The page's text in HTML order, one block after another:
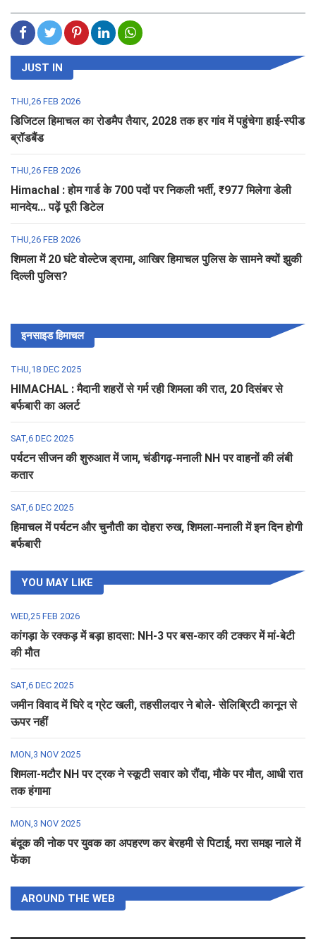
JUST IN
THU,26 FEB 2026
डिजिटल हिमाचल का रोडमैप तैयार, 2028 तक हर गांव में पहुंचेगा हाई-स्पीड
ब्रॉडबैंड
THU,26 FEB 2026
Himachal : होम गार्ड के 700 पदों पर निकली भर्ती, ₹977 मिलेगा डेली
मानदेय... पढ़ें पूरी डिटेल
THU,26 FEB 2026
शिमला में 20 घंटे वोल्टेज ड्रामा, आखिर हिमाचल पुलिस के सामने क्यों झुकी
दिल्ली पुलिस?
इनसाइड हिमाचल
THU,18 DEC 2025
HIMACHAL : मैदानी शहरों से गर्म रही शिमला की रात, 20 दिसंबर से
बर्फबारी का अलर्ट
SAT,6 DEC 2025
पर्यटन सीजन की शुरुआत में जाम, चंडीगढ़-मनाली NH पर वाहनों की लंबी
कतार
SAT,6 DEC 2025
हिमाचल में पर्यटन और चुनौती का दोहरा रुख, शिमला-मनाली में इन दिन होगी
बर्फबारी
YOU MAY LIKE
WED,25 FEB 2026
कांगड़ा के रक्कड़ में बड़ा हादसा: NH-3 पर बस-कार की टक्कर में मां-बेटी
की मौत
SAT,6 DEC 2025
जमीन विवाद में घिरे द ग्रेट खली, तहसीलदार ने बोले- सेलिब्रिटी कानून से
ऊपर नहीं
MON,3 NOV 2025
शिमला-मटौर NH पर ट्रक ने स्कूटी सवार को रौंदा, मौके पर मौत, आधी रात
तक हंगामा
MON,3 NOV 2025
बंदूक की नोक पर युवक का अपहरण कर बेरहमी से पिटाई, मरा समझ नाले में
फेंका
AROUND THE WEB